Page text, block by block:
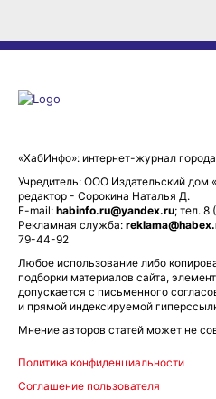
«ХабИнфо»: интернет-журнал
Учредитель: ООО Издательский дом
редактор - Сорокина Наталья Д.
E-mail: habinfo.ru@yandex.ru; тел. 8
Рекламная служба:
79-44-92
Любое использование либо
подборки материалов сайта,
допускается с письменного
и прямой индексируемой
Мнение авторов статей может не
Политика конфиденциальности
Соглашение пользователя